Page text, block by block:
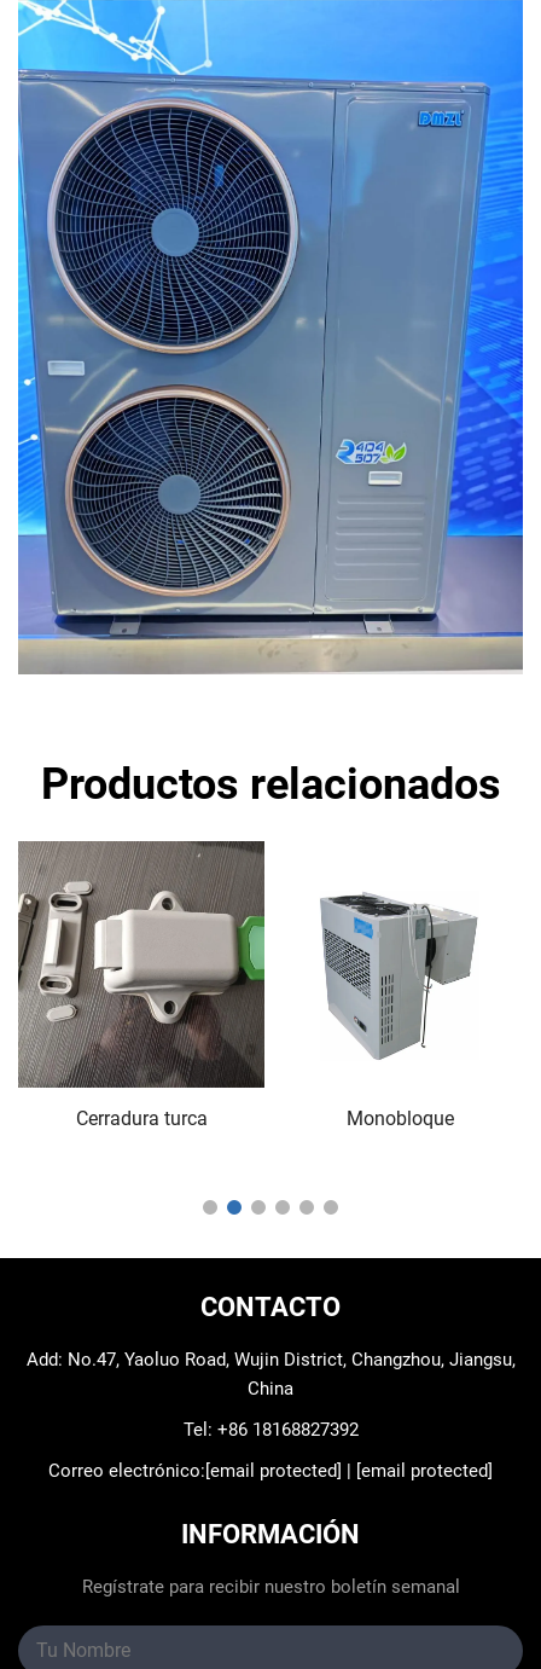
Productos relacionados
Cerradura turca
Monobloque
CONTACTO
Add: No.47, Yaoluo Road, Wujin District, Changzhou, Jiangsu,
China
Tel: +86 18168827392
Correo electrónico:[email protected] | [email protected]
INFORMACIÓN
Regístrate para recibir nuestro boletín semanal